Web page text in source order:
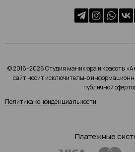
© 2016–2026 Студия маникюра и красоты
сайт носит исключительно
публичной
Политика конфиденциальности
Платежные